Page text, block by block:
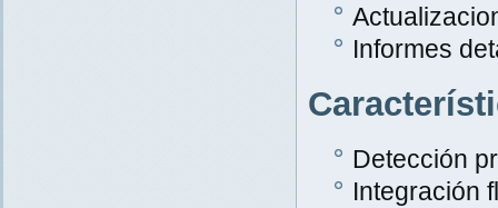
Informes
Detección
Integración